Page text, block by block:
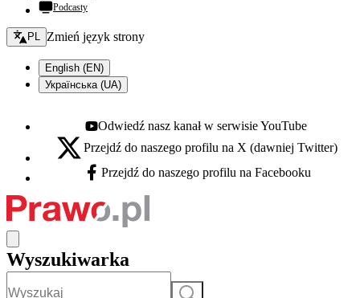
Podcasty
Zmień język - bieżący:
PL Zmień język strony
English (EN)
Українська (UA)
Youtube - otwiera się w nowej karcie
Odwiedź nasz kanał w serwisie YouTube
X - otwiera się w nowej karcie
Przejdź do naszego profilu na X (dawniej Twitter)
Facebook - otwiera się w nowej karcie
Przejdź do naszego profilu na Facebooku
Wyszukiwarka
Szukaj